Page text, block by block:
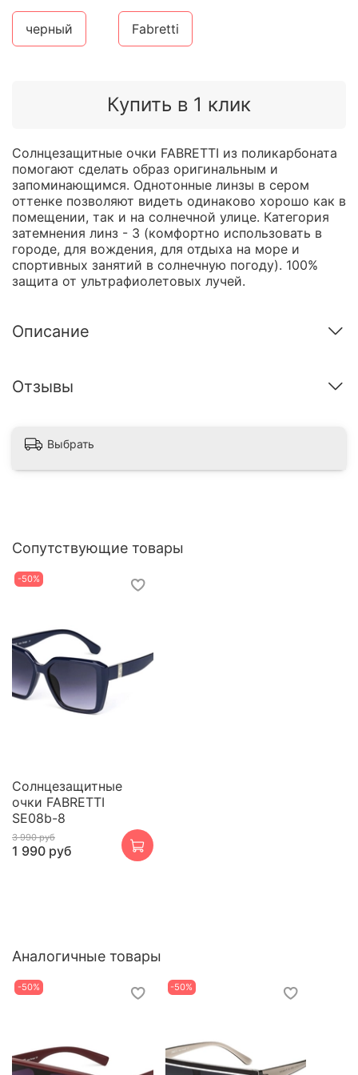
Купить в 1 клик
черный Fabretti
Солнцезащитные очки FABRETTI из поликарбоната
помогают сделать образ оригинальным и
запоминающимся. Однотонные линзы в сером
оттенке позволяют видеть одинаково хорошо как в
помещении, так и на солнечной улице. Категория
затемнения линз - 3 (комфортно использовать в
городе, для вождения, для отдыха на море и
спортивных занятий в солнечную погоду). 100%
защита от ультрафиолетовых лучей.
Описание
Отзывы
Выбрать
Сопутствующие товары
-50%
Cолнцезащитные
очки FABRETTI
SE08b-8
3 990 руб
1 990 руб
Аналогичные товары
-50% -50%